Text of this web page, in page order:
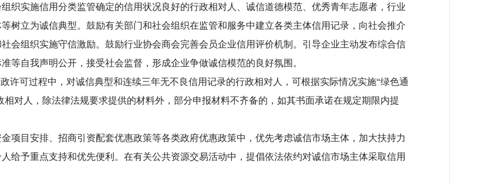
实施信用分类监管确定的信用状况良好的行政相对人、诚信道德模范、优秀青年志愿者，行业
树立为诚信典型。鼓励有关部门和社会组织在监管和服务中建立各类主体信用记录，向社会推介
会组织实施守信激励。鼓励行业协会商会完善会员企业信用评价机制。引导企业主动发布综合信
等自我声明公开，接受社会监督，形成企业争做诚信模范的良好氛围。
可过程中，对诚信典型和连续三年无不良信用记录的行政相对人，可根据实际情况实施“绿色通
对人，除法律法规要求提供的材料外，部分申报材料不齐备的，如其书面承诺在规定期限内提
目安排、招商引资配套优惠政策等各类政府优惠政策中，优先考虑诚信市场主体，加大扶持力
给予重点支持和优先便利。在有关公共资源交易活动中，提倡依法依约对诚信市场主体采取信用